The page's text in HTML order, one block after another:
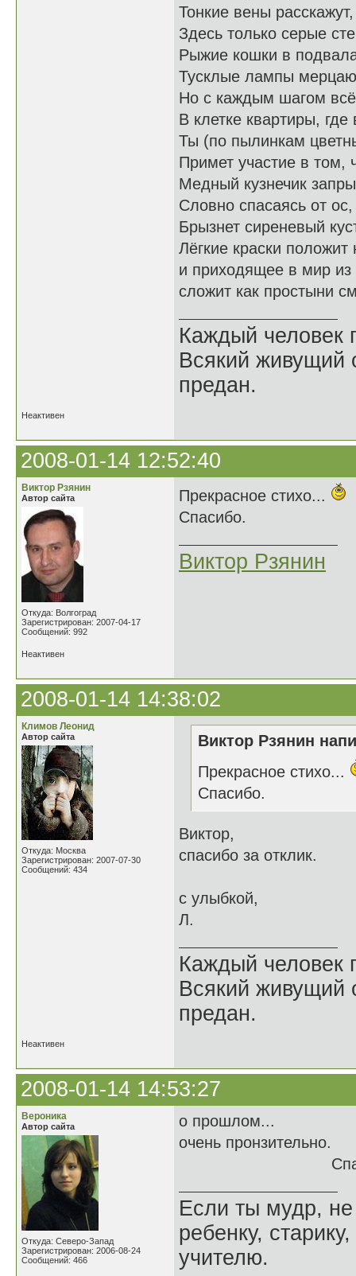
Тонкие вены
Здесь только серые
Рыжие кошки в
Тусклые лампы
Но с каждым шагом всё
В клетке квартиры,
Ты (по пылинкам
Примет участие в том,
Медный кузнечик
Словно спасаясь от
Брызнет сиреневый
Лёгкие краски
и приходящее в мир из
сложит как простыни
Каждый человек
Всякий живущий
предан.
Неактивен
2008-01-14 12:52:40
Виктор Рзянин
Автор сайта
Откуда: Волгоград
Зарегистрирован: 2007-04-17
Сообщений: 992
Прекрасное стихо...
Спасибо.
Виктор Рзянин
Неактивен
2008-01-14 14:38:02
Климов Леонид
Автор сайта
Откуда: Москва
Зарегистрирован: 2007-07-30
Сообщений: 434
Виктор Рзянин
Прекрасное стихо...
Спасибо.
Виктор,
спасибо за отклик.
с улыбкой,
Л.
Каждый человек
Всякий живущий
предан.
Неактивен
2008-01-14 14:53:27
Вероника
Автор сайта
Откуда: Северо-Запад
Зарегистрирован: 2006-08-24
Сообщений: 466
о прошлом...
очень пронзительно.
Если ты мудр, не
ребенку,
учителю.